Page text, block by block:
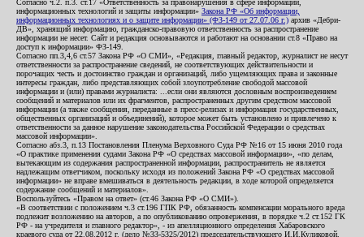
Согласно ч.2. п.3. ст.17 «Ответственность за правонарушения в сфере информации,
информационных технологий и защиты информации» Закона РФ «Об информации,
информационных технологиях и о защите информации» (ФЗ-149 от 27.07.06 г.) архив «Дебри-
ДВ», хранящий информацию, гражданско-правовую ответственность за распространение
информации не несет. Сайт и редакция основываются и работают на основании ст.8 «Право на
доступ к информации» ФЗ-149.
Согласно пп.3,4,6 ст.57 Закона РФ «О СМИ», «Редакция, главный редактор, журналист не несут
ответственности за распространение сведений, не соответствующих действительности и
порочащих честь и достоинство граждан и организаций, либо ущемляющих права и законные
интересы граждан, либо представляющих собой злоупотребление свободой массовой
информации и (или) правами журналиста: ...если они являются дословным воспроизведением
сообщений и материалов или их фрагментов, распространенных другим средством массовой
информации (а также сообщения, переданные в пресс-релизах и информация государственных,
общественных организаций и объединений), которое может быть установлено и привлечено к
ответственности за данное нарушение законодательства Российской Федерации о средствах
массовой информации».
Согласно абз.3, п.13 Постановления Пленума Верховного Суда РФ №16 от 15 июня 2010 года
«О практике применения судами Закона РФ «О средствах массовой информации», «по делам,
вытекающим из содержания распространенной информации, распространитель не является
надлежащим ответчиком, поскольку исходя из положений Закона РФ «О средствах массовой
информации» не вправе вмешиваться в деятельность редакции, в ходе которой определяется
содержание сообщений и материалов».
Воспользуйтесь «Правом на ответ» (ст.46 Закона РФ «О СМИ»).
«В соответствии с положением ч.3 ст.196 ГПК РФ, обязанность компенсации морального вреда
подлежит возложению на авторов, а по опубликованию опровержения, в порядке ч.2 ст.152 ГК
РФ - на учредителя и главного редактор», - из апелляционного определения Хабаровского
краевого суда от 22.08.2012 г. (дело №33-5325/2012) председательствующего И.И.Куликовой,